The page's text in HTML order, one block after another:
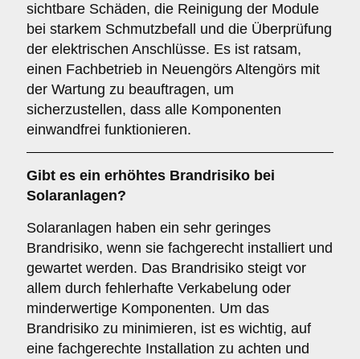
sichtbare Schäden, die Reinigung der Module
bei starkem Schmutzbefall und die Überprüfung
der elektrischen Anschlüsse. Es ist ratsam,
einen Fachbetrieb in Neuengörs Altengörs mit
der Wartung zu beauftragen, um
sicherzustellen, dass alle Komponenten
einwandfrei funktionieren.
Gibt es ein erhöhtes Brandrisiko bei
Solaranlagen?
Solaranlagen haben ein sehr geringes
Brandrisiko, wenn sie fachgerecht installiert und
gewartet werden. Das Brandrisiko steigt vor
allem durch fehlerhafte Verkabelung oder
minderwertige Komponenten. Um das
Brandrisiko zu minimieren, ist es wichtig, auf
eine fachgerechte Installation zu achten und